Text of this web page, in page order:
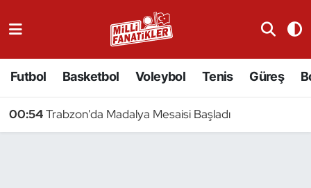
Futbol Basketbol Voleybol Tenis Güreş
00:54Trabzon'da Madalya Mesaisi Başladı
Badminton